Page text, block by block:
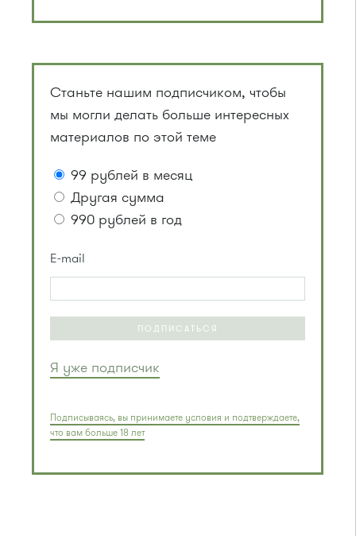
Станьте нашим подписчиком, чтобы
мы могли делать больше интересных
материалов по этой теме
99 рублей в месяц
Другая сумма
990 рублей в год
E-mail
ПОДПИСАТЬСЯ
Я уже подписчик
Подписываясь, вы принимаете условия и подтверждаете,
что вам больше 18 лет